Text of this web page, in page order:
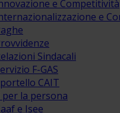
e Competitività
e
Sindacali
F-GAS
CAIT
per la persona
e Isee